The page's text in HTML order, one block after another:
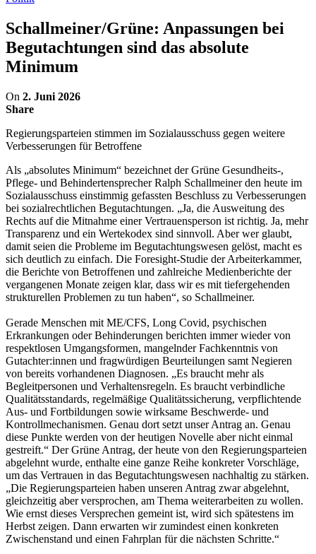
Schallmeiner/Grüne: Anpassungen bei
Begutachtungen sind das absolute
Minimum
On 2. Juni 2026
Share
Regierungsparteien stimmen im Sozialausschuss gegen weitere
Verbesserungen für Betroffene
Als „absolutes Minimum“ bezeichnet der Grüne Gesundheits-,
Pflege- und Behindertensprecher Ralph Schallmeiner den heute im
Sozialausschuss einstimmig gefassten Beschluss zu Verbesserungen
bei sozialrechtlichen Begutachtungen. „Ja, die Ausweitung des
Rechts auf die Mitnahme einer Vertrauensperson ist richtig. Ja, mehr
Transparenz und ein Wertekodex sind sinnvoll. Aber wer glaubt,
damit seien die Probleme im Begutachtungswesen gelöst, macht es
sich deutlich zu einfach. Die Foresight-Studie der Arbeiterkammer,
die Berichte von Betroffenen und zahlreiche Medienberichte der
vergangenen Monate zeigen klar, dass wir es mit tiefergehenden
strukturellen Problemen zu tun haben“, so Schallmeiner.
Gerade Menschen mit ME/CFS, Long Covid, psychischen
Erkrankungen oder Behinderungen berichten immer wieder von
respektlosen Umgangsformen, mangelnder Fachkenntnis von
Gutachter:innen und fragwürdigen Beurteilungen samt Negieren
von bereits vorhandenen Diagnosen. „Es braucht mehr als
Begleitpersonen und Verhaltensregeln. Es braucht verbindliche
Qualitätsstandards, regelmäßige Qualitätssicherung, verpflichtende
Aus- und Fortbildungen sowie wirksame Beschwerde- und
Kontrollmechanismen. Genau dort setzt unser Antrag an. Genau
diese Punkte werden von der heutigen Novelle aber nicht einmal
gestreift.“ Der Grüne Antrag, der heute von den Regierungsparteien
abgelehnt wurde, enthalte eine ganze Reihe konkreter Vorschläge,
um das Vertrauen in das Begutachtungswesen nachhaltig zu stärken.
„Die Regierungsparteien haben unseren Antrag zwar abgelehnt,
gleichzeitig aber versprochen, am Thema weiterarbeiten zu wollen.
Wie ernst dieses Versprechen gemeint ist, wird sich spätestens im
Herbst zeigen. Dann erwarten wir zumindest einen konkreten
Zwischenstand und einen Fahrplan für die nächsten Schritte.“